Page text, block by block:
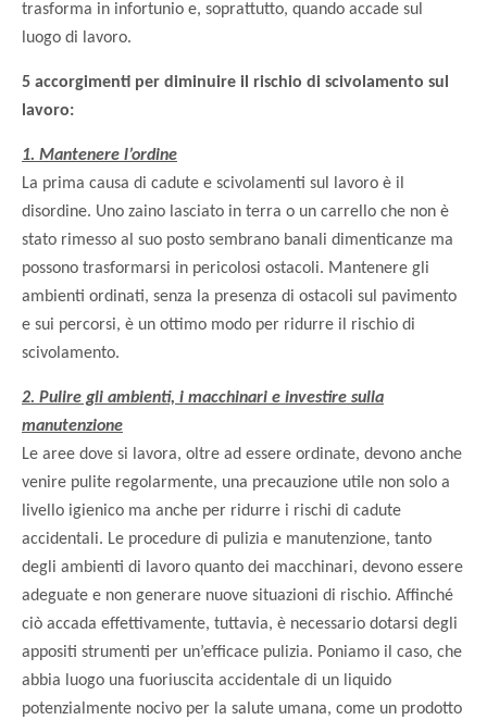
trasforma in infortunio e, soprattutto, quando accade sul
luogo di lavoro.
5 accorgimenti per diminuire il rischio di scivolamento sul
lavoro:
1. Mantenere l’ordine
La prima causa di cadute e scivolamenti sul lavoro è il
disordine. Uno zaino lasciato in terra o un carrello che non è
stato rimesso al suo posto sembrano banali dimenticanze ma
possono trasformarsi in pericolosi ostacoli. Mantenere gli
ambienti ordinati, senza la presenza di ostacoli sul pavimento
e sui percorsi, è un ottimo modo per ridurre il rischio di
scivolamento.
2. Pulire gli ambienti, i macchinari e investire sulla
manutenzione
Le aree dove si lavora, oltre ad essere ordinate, devono anche
venire pulite regolarmente, una precauzione utile non solo a
livello igienico ma anche per ridurre i rischi di cadute
accidentali. Le procedure di pulizia e manutenzione, tanto
degli ambienti di lavoro quanto dei macchinari, devono essere
adeguate e non generare nuove situazioni di rischio. Affinché
ciò accada effettivamente, tuttavia, è necessario dotarsi degli
appositi strumenti per un’efficace pulizia. Poniamo il caso, che
abbia luogo una fuoriuscita accidentale di un liquido
potenzialmente nocivo per la salute umana, come un prodotto